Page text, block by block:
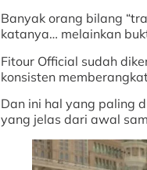
Banyak orang bilang
katanya… melainkan
Fitour Official sudah
konsisten
Dan ini hal yang paling
yang jelas dari awal